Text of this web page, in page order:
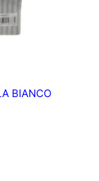
BIANCO